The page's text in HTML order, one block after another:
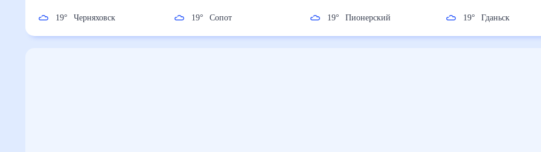
19° Черняховск 19° Сопот 19° Пионерский 19° Гданьск